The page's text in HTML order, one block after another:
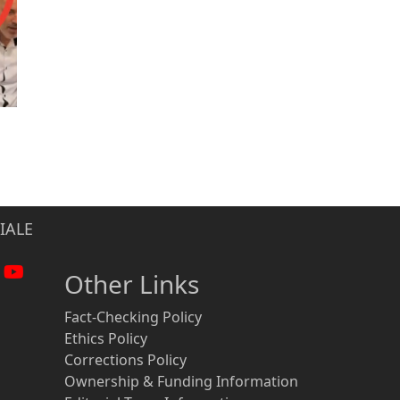
Other Links
Fact-Checking Policy
Ethics Policy
Corrections Policy
Ownership & Funding Information